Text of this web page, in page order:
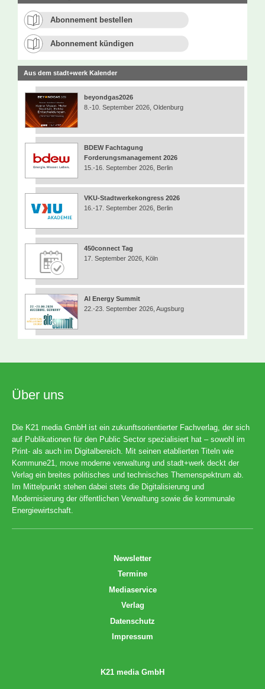
Abonnement bestellen
Abonnement kündigen
Aus dem stadt+werk Kalender
beyondgas2026
8.-10. September 2026, Oldenburg
BDEW Fachtagung
Forderungsmanagement 2026
15.-16. September 2026, Berlin
VKU-Stadtwerkekongress 2026
16.-17. September 2026, Berlin
450connect Tag
17. September 2026, Köln
AI Energy Summit
22.-23. September 2026, Augsburg
Über uns
Die K21 media GmbH ist ein zukunftsorientierter Fachverlag, der sich
auf Publikationen für den Public Sector spezialisiert hat – sowohl im
Print- als auch im Digitalbereich. Mit seinen etablierten Titeln wie
Kommune21, move moderne verwaltung und stadt+werk deckt der
Verlag ein breites politisches und technisches Themenspektrum ab.
Im Mittelpunkt stehen dabei stets die Digitalisierung und
Modernisierung der öffentlichen Verwaltung sowie die kommunale
Energiewirtschaft.
Newsletter
Termine
Mediaservice
Verlag
Datenschutz
Impressum
K21 media GmbH